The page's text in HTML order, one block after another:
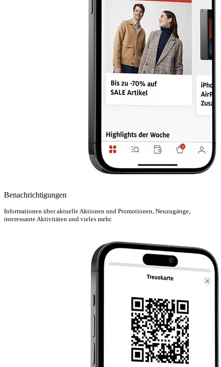
Benachrichtigungen
Informationen über aktuelle Aktionen und Promotionen, Neuzugänge,
interessante Aktivitäten und vieles mehr.